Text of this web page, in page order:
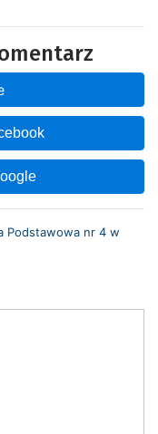
Podstawowa nr 4 w